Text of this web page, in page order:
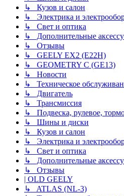
↳ Кузов и салон
↳ Электрика и
↳ Свет и оптика
↳ Дополнительные
↳ Отзывы
↳ GEELY EX2 (E22H)
↳ GEOMETRY C (GE13)
↳ Новости
↳ Техническое
↳ Двигатель
↳ Трансмиссия
↳ Подвеска, рулевое,
↳ Шины и диски
↳ Кузов и салон
↳ Электрика и
↳ Свет и оптика
↳ Дополнительные
↳ Отзывы
| OLD GEELY
↳ ATLAS (NL-3)